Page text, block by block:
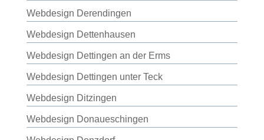
Webdesign Derendingen
Webdesign Dettenhausen
Webdesign Dettingen an der Erms
Webdesign Dettingen unter Teck
Webdesign Ditzingen
Webdesign Donaueschingen